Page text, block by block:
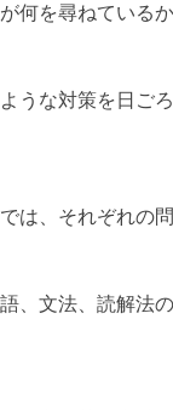
何を尋ねている
うな対策を日ご
は、それぞれの
、文法、読解法